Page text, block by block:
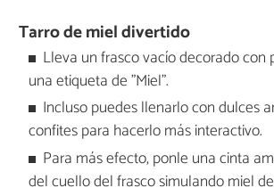
Tarro de miel divertido
Lleva un frasco vacío decorado con
una etiqueta de "Miel".
Incluso puedes llenarlo con dulces
confites para hacerlo más interactivo.
Para más efecto, ponle una cinta
del cuello del frasco simulando miel